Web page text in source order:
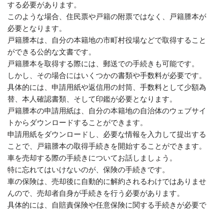
する必要があります。
このような場合、住民票や戸籍の附票ではなく、戸籍謄本が
必要となります。
戸籍謄本は、自分の本籍地の市町村役場などで取得すること
ができる公的な文書です。
戸籍謄本を取得する際には、郵送での手続きも可能です。
しかし、その場合にはいくつかの書類や手数料が必要です。
具体的には、申請用紙や返信用の封筒、手数料として少額為
替、本人確認書類、そして印鑑が必要となります。
戸籍謄本の申請用紙は、自分の本籍地の自治体のウェブサイ
トからダウンロードすることができます。
申請用紙をダウンロードし、必要な情報を入力して提出する
ことで、戸籍謄本の取得手続きを開始することができます。
車を売却する際の手続きについてお話しましょう。
特に忘れてはいけないのが、保険の手続きです。
車の保険は、売却後に自動的に解約されるわけではありませ
んので、売却者自身が手続きを行う必要があります。
具体的には、自賠責保険や任意保険に関する手続きが必要で